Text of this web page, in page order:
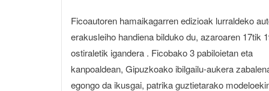
Ficoautoren hamaikagarren edizioak lurraldeko
erakusleiho handiena bilduko du, azaroaren 17tik
ostiraletik igandera . Ficobako 3 pabiloietan eta
kanpoaldean, Gipuzkoako ibilgailu-aukera
egongo da ikusgai, patrika guztietarako